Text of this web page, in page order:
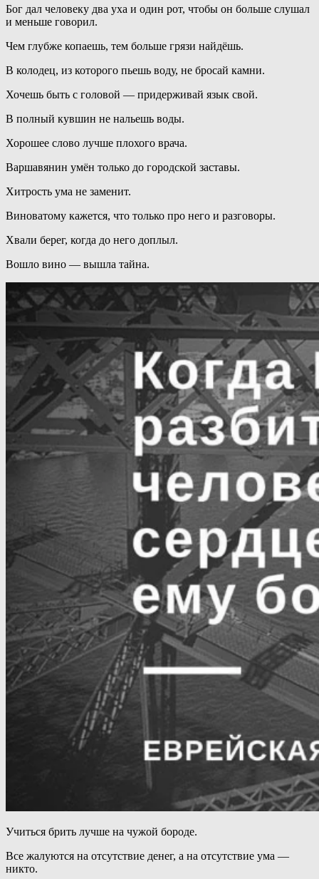
Бог дал человеку два уха и один рот, чтобы он больше слушал
и меньше говорил.
Чем глубже копаешь, тем больше грязи найдёшь.
В колодец, из которого пьешь воду, не бросай камни.
Хочешь быть с головой — придерживай язык свой.
В полный кувшин не нальешь воды.
Хорошее слово лучше плохого врача.
Варшавянин умён только до городской заставы.
Хитрость ума не заменит.
Виноватому кажется, что только про него и разговоры.
Хвали берег, когда до него доплыл.
Вошло вино — вышла тайна.
Учиться брить лучше на чужой бороде.
Все жалуются на отсутствие денег, а на отсутствие ума —
никто.